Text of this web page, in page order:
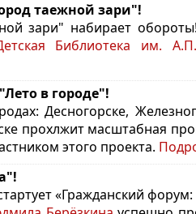
таежной зари"!
зари" набирает обороты!
Библиотека им.
в городе"!
Десногорске,
прохлжит масштабная
этого проекта.
«Гражданский